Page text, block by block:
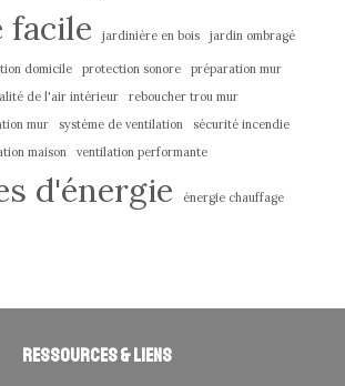
facile
jardinière en bois jardin ombragé
domicile protection sonore
préparation mur
de l'air intérieur
reboucher trou mur
mur système de ventilation
sécurité incendie
maison ventilation performante
d'énergie énergie chauffage
Ressources & liens